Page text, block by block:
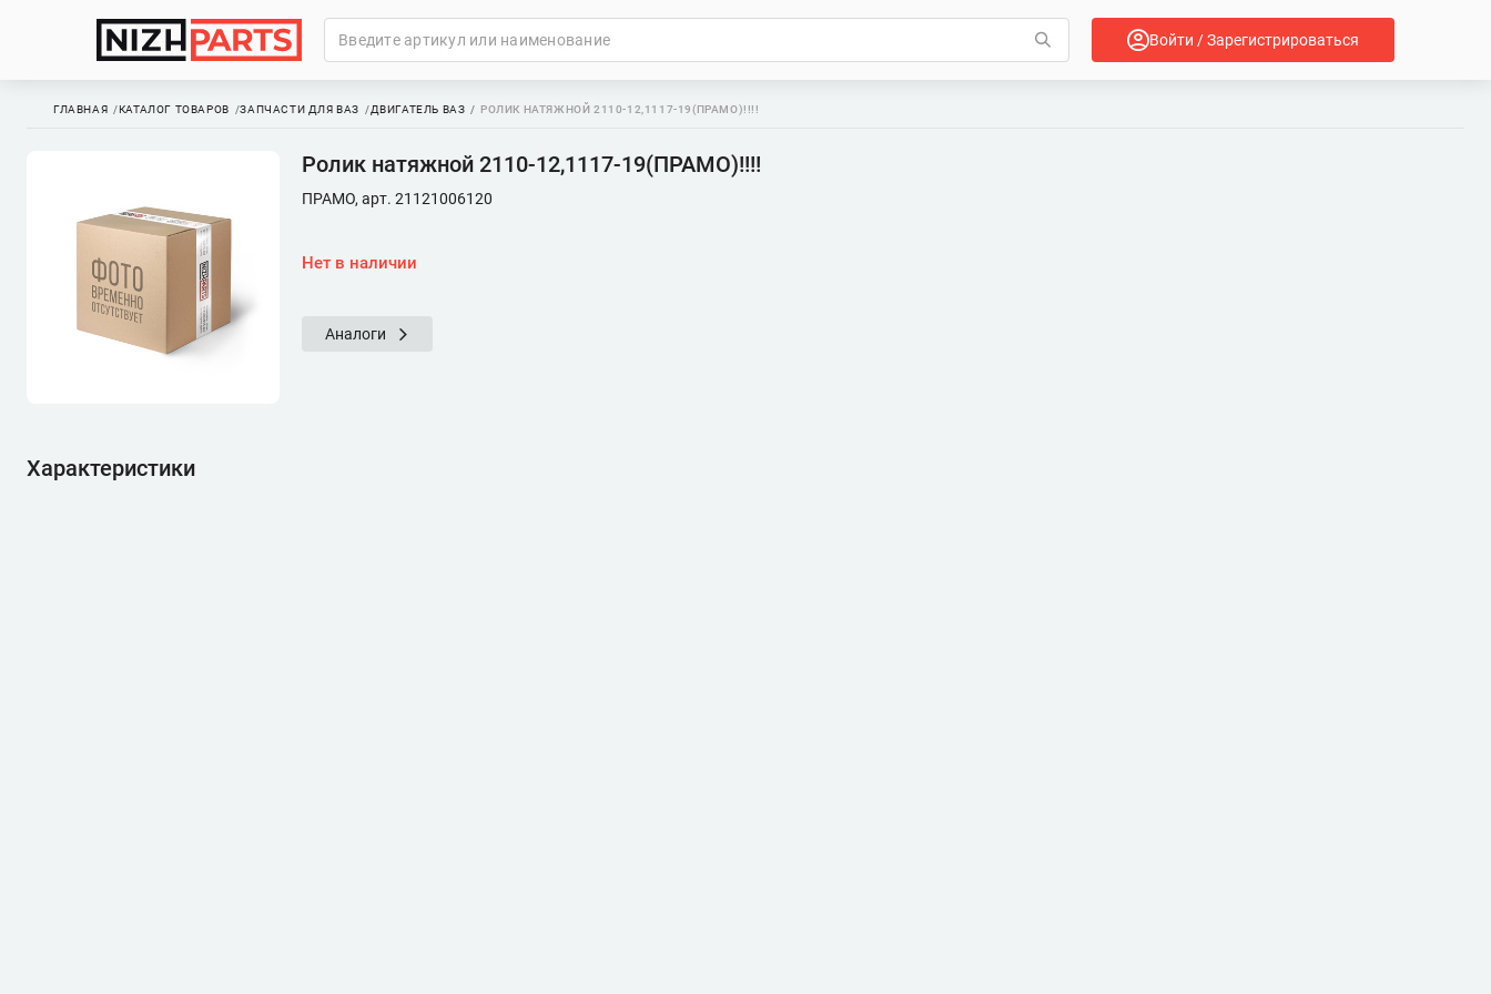
Войти / Зарегистрироваться
ГЛАВНАЯ КАТАЛОГ ТОВАРОВ ЗАПЧАСТИ ДЛЯ ВАЗ ДВИГАТЕЛЬ ВАЗ РОЛИК НАТЯЖНОЙ 2110-12,1117-19(ПРАМО)!!!!
Ролик натяжной 2110-12,1117-19(ПРАМО)!!!!
ПРАМО, арт. 21121006120
Нет в наличии
Аналоги
Характеристики